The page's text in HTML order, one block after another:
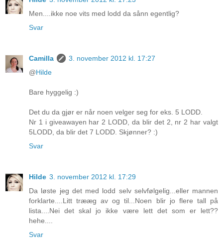
Men....ikke noe vits med lodd da sånn egentlig?
Svar
Camilla
3. november 2012 kl. 17:27
@Hilde
Bare hyggelig :)
Det du da gjør er når noen velger seg for eks. 5 LODD.
Nr 1 i giveawayen har 2 LODD, da blir det 2, nr 2 har valgt
5LODD, da blir det 7 LODD. Skjønner? :)
Svar
Hilde 3. november 2012 kl. 17:29
Da løste jeg det med lodd selv selvfølgelig...eller mannen
forklarte....Litt trææg av og til...Noen blir jo flere tall på
lista....Nei det skal jo ikke være lett det som er lett??
hehe....
Svar